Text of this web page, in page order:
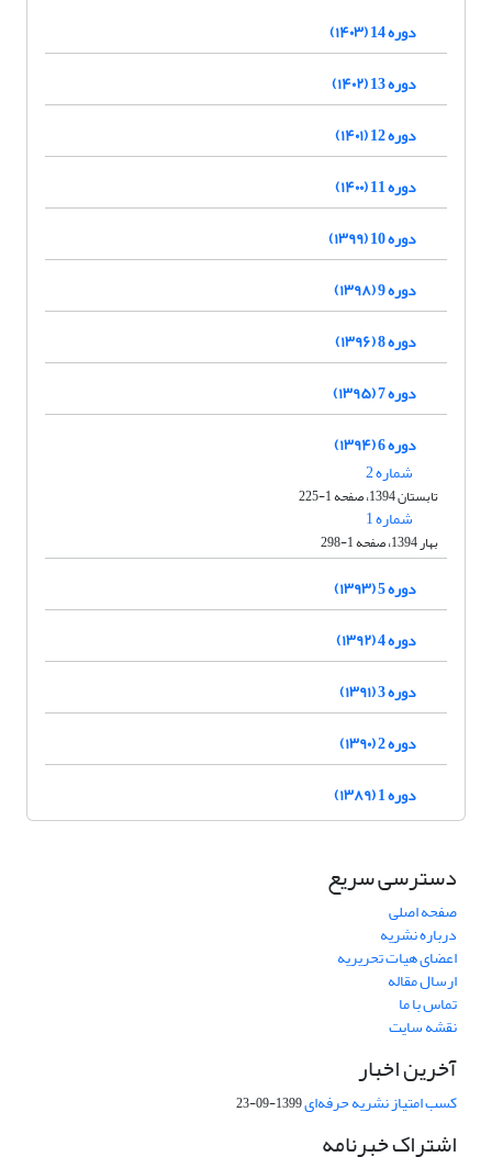
دوره 14 (۱۴۰۳)
دوره 13 (۱۴۰۲)
دوره 12 (۱۴۰۱)
دوره 11 (۱۴۰۰)
دوره 10 (۱۳۹۹)
دوره 9 (۱۳۹۸)
دوره 8 (۱۳۹۶)
دوره 7 (۱۳۹۵)
دوره 6 (۱۳۹۴)
شماره 2
تابستان 1394، صفحه 1-225
شماره 1
بهار 1394، صفحه 1-298
دوره 5 (۱۳۹۳)
دوره 4 (۱۳۹۲)
دوره 3 (۱۳۹۱)
دوره 2 (۱۳۹۰)
دوره 1 (۱۳۸۹)
دسترسی سریع
صفحه اصلی
درباره نشریه
اعضای هیات تحریریه
ارسال مقاله
تماس با ما
نقشه سایت
آخرین اخبار
کسب امتیاز نشریه حرفه‌ای1399-09-23
اشتراک خبرنامه